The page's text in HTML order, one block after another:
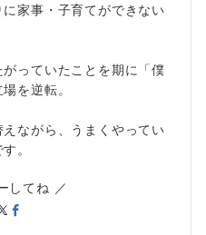
家事・子育てができない
っていたことを期に「僕
を逆転。
ながら、うまくやってい
。
してね ／